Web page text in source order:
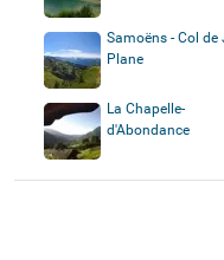
Samoëns - Col de
Plane
La Chapelle-
d'Abondance